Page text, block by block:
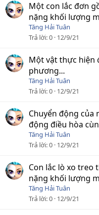
Một con lắc đơn
nặng khối lượng
Tăng Hải Tuân
Trả lời 0 12/9/21
Một vật thực hiện
phương...
Tăng Hải Tuân
Trả lời 0 12/9/21
Chuyển động của
động điều hòa
Tăng Hải Tuân
Trả lời 0 12/9/21
Con lắc lò xo treo
nặng khối lượng
Tăng Hải Tuân
Trả lời 0 12/9/21